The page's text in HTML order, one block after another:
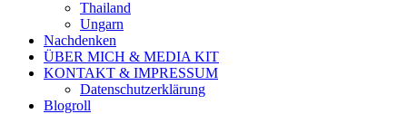
Thailand
Ungarn
Nachdenken
ÜBER MICH & MEDIA KIT
KONTAKT & IMPRESSUM
Datenschutzerklärung
Blogroll